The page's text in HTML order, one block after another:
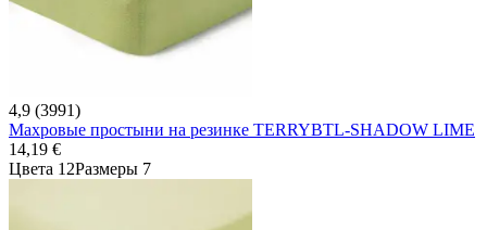
4,9 (3991)
Махровые простыни на резинке TERRYBTL-SHADOW LIME
14,19 €
Цвета 12Размеры 7